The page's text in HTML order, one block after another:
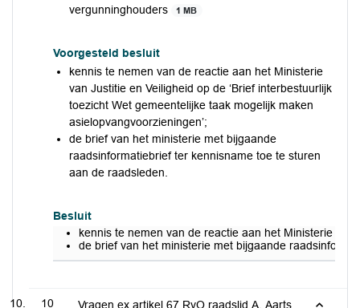
vergunninghouders
1 MB
Voorgesteld besluit
kennis te nemen van de reactie aan het Ministerie
van Justitie en Veiligheid op de ‘Brief interbestuurlijk
toezicht Wet gemeentelijke taak mogelijk maken
asielopvangvoorzieningen’;
de brief van het ministerie met bijgaande
raadsinformatiebrief ter kennisname toe te sturen
aan de raadsleden.
Besluit
kennis te nemen van de reactie aan het Ministerie
de brief van het ministerie met bijgaande
10
Vragen ex artikel 67 RvO raadslid A. Aarts